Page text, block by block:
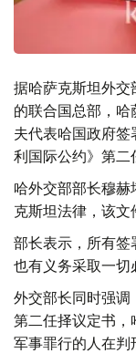
据哈萨克斯坦外
的联合国总部，哈
夫代表哈国政府
利国际公约》第二
哈外交部部长穆赫
克斯坦法律，该文
部长表示，所有签
也有义务采取一切
外交部长同时强调
第二任择议定书
军事罪行的人在判